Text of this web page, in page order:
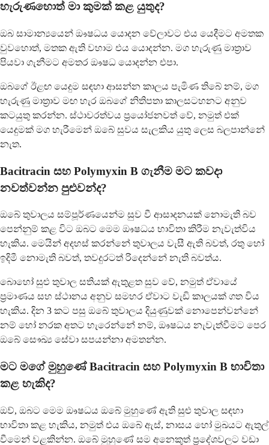
හැරුණහොත් මා කුමක් කළ යුතුද?
ඔබ සාමාන්‍යයෙන් ඖෂධය යොදන වේලාවට එය යෙදීමට අමතක
වුවහොත්, මතක ඇති වහාම එය යොදන්න. මග හැරුණු මාත්‍රාව
පියවා ගැනීමට අමතර ඖෂධ යොදන්න එපා.
ඔබගේ ඊළඟ යෙදුම සඳහා ආසන්න කාලය පැමිණ තිබේ නම්, මග
හැරුණු මාත්‍රාව මඟ හැර ඔබගේ නිතිපතා කාලසටහනට අනුව
කටයුතු කරන්න. ස්ථාවරත්වය ප්‍රයෝජනවත් වේ, නමුත් එක්
යෙදුමක් මග හැරීමෙන් ඔබේ සුවය සැලකිය යුතු ලෙස බලපාන්නේ
නැත.
Bacitracin සහ Polymyxin B ගැනීම මට කවදා
නවත්වන්න පුළුවන්ද?
ඔබේ තුවාලය සම්පූර්ණයෙන්ම සුව වී ආසාදනයක් නොමැති බව
පෙන්නුම් කළ විට ඔබට මෙම ඖෂධය භාවිතා කිරීම නැවැත්විය
හැකිය. මෙයින් අදහස් කරන්නේ තුවාලය වැසී ඇති බවත්, රතු හෝ
ඉදිමී නොමැති බවත්, තවදුරටත් රිදෙන්නේ නැති බවත්ය.
බොහෝ සුළු තුවාල සතියක් ඇතුළත සුව වේ, නමුත් ඒවායේ
ප්‍රමාණය සහ ස්ථානය අනුව සමහර ඒවාට වැඩි කාලයක් ගත විය
හැකිය. දින 3 කට පසු ඔබේ තුවාලය දියුණුවක් නොපෙන්වන්නේ
නම් හෝ නරක අතට හැරෙන්නේ නම්, ඖෂධය නැවැත්වීමට පෙර
ඔබේ සෞඛ්‍ය සේවා සපයන්නා අමතන්න.
මට මගේ මුහුණේ Bacitracin සහ Polymyxin B භාවිතා
කළ හැකිද?
ඔව්, ඔබට මෙම ඖෂධය ඔබේ මුහුණේ ඇති සුළු තුවාල සඳහා
භාවිතා කළ හැකිය, නමුත් එය ඔබේ ඇස්, නාසය හෝ මුඛයට ඇතුල්
වීමෙන් වළකින්න. ඔබේ මුහුණේ සම අනෙකුත් ප්‍රදේශවලට වඩා